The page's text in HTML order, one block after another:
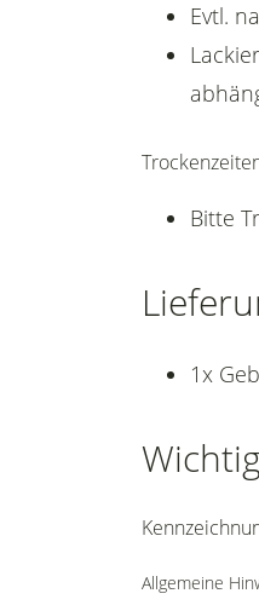
Evtl.
Bitte
1x
Allgemeine